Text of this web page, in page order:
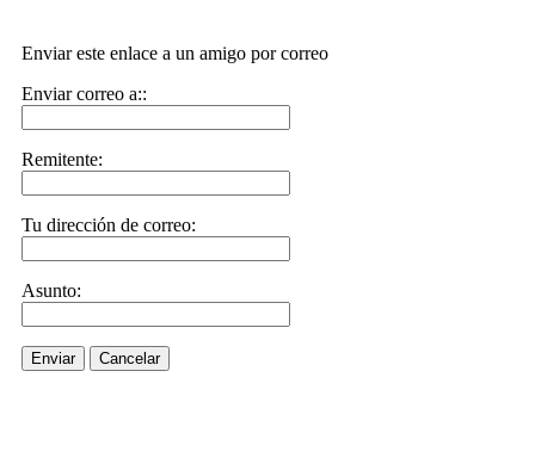
Enviar este enlace a un amigo por correo
Enviar correo a::
Remitente:
Tu dirección de correo:
Asunto:
Enviar Cancelar